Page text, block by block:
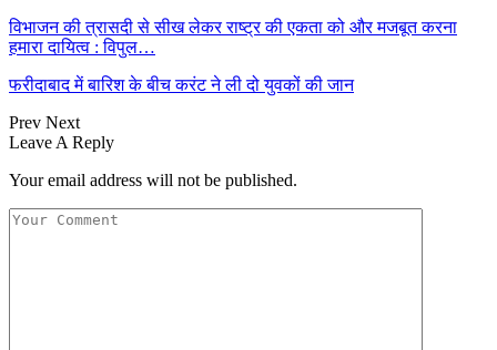
विभाजन की त्रासदी से सीख लेकर राष्ट्र की एकता को और मजबूत करना
हमारा दायित्व : विपुल…
फरीदाबाद में बारिश के बीच करंट ने ली दो युवकों की जान
Prev Next
Leave A Reply
Your email address will not be published.